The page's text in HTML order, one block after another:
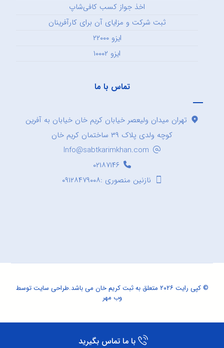
اخذ جواز کسب کافی‌شاپ
ثبت شرکت و مزایای آن برای کارآفرینان
ایزو ۲۲۰۰۰
ایزو ۱۰۰۰۲
تماس با ما
تهران میدان ولیعصر خیابان کریم خان خیابان به آفرین
کوچه ولدی پلاک ۳۹ ساختمان کریم خان
Info@sabtkarimkhan.com
۰۲۱۸۷۱۴۶
نازنین منصوری :۰۹۱۲۸۴۷۹۰۰۸
© کپی رایت ۲۰۲۶ متعلق به ثبت کریم خان می باشد. طراحی سایتتوسط
وب مهر
با ما تماس بگیرید